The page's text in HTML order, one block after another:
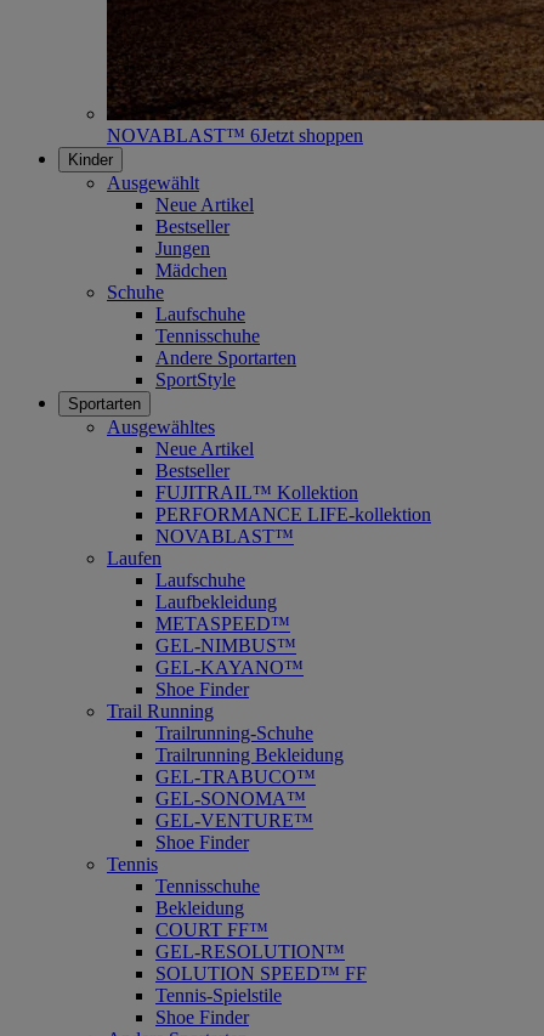
NOVABLAST™ 6Jetzt shoppen
Kinder
Ausgewählt
Neue Artikel
Bestseller
Jungen
Mädchen
Schuhe
Laufschuhe
Tennisschuhe
Andere Sportarten
SportStyle
Sportarten
Ausgewähltes
Neue Artikel
Bestseller
FUJITRAIL™ Kollektion
PERFORMANCE LIFE-kollektion
NOVABLAST™
Laufen
Laufschuhe
Laufbekleidung
METASPEED™
GEL-NIMBUS™
GEL-KAYANO™
Shoe Finder
Trail Running
Trailrunning-Schuhe
Trailrunning Bekleidung
GEL-TRABUCO™
GEL-SONOMA™
GEL-VENTURE™
Shoe Finder
Tennis
Tennisschuhe
Bekleidung
COURT FF™
GEL-RESOLUTION™
SOLUTION SPEED™ FF
Tennis-Spielstile
Shoe Finder